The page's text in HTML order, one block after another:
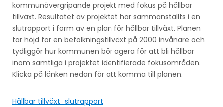
kommunövergripande projekt med fokus på hållbar
tillväxt. Resultatet av projektet har sammanställts i en
slutrapport i form av en plan för hållbar tillväxt. Planen
tar höjd för en befolkningstillväxt på 2000 invånare och
tydliggör hur kommunen bör agera för att bli hållbar
inom samtliga i projektet identifierade fokusområden.
Klicka på länken nedan för att komma till planen.
Hållbar tillväxt_slutrapport